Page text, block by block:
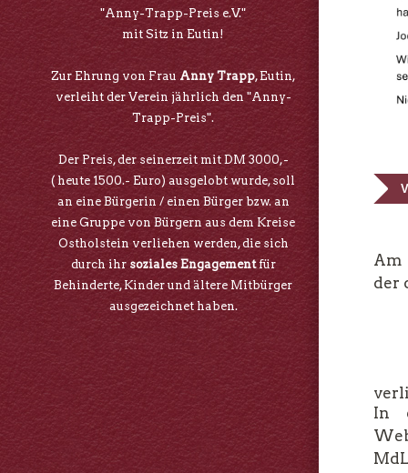
Am
der
In
"Anny-Trapp-Preis e.V."
mit Sitz in Eutin!
Zur Ehrung von Frau Anny Trapp, Eutin,
verleiht der Verein jährlich den "Anny-
Trapp-Preis".
Der Preis, der seinerzeit mit DM 3000,-
( heute 1500.- Euro) ausgelobt wurde, soll
an eine Bürgerin / einen Bürger bzw. an
eine Gruppe von Bürgern aus dem Kreise
Ostholstein verliehen werden, die sich
durch ihr soziales Engagementfür
Behinderte, Kinder und ältere Mitbürger
ausgezeichnet haben.